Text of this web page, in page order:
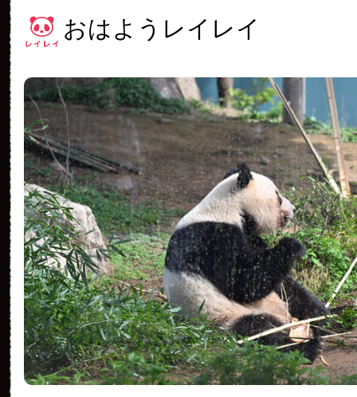
おはようレイレイ